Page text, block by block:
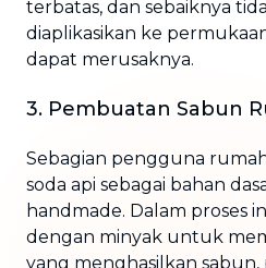
terbatas, dan sebaiknya
diaplikasikan ke
dapat merusaknya.
3. Pembuatan Sabun
Sebagian pengguna
soda api sebagai bahan
handmade. Dalam proses
dengan minyak untuk
yang menghasilkan